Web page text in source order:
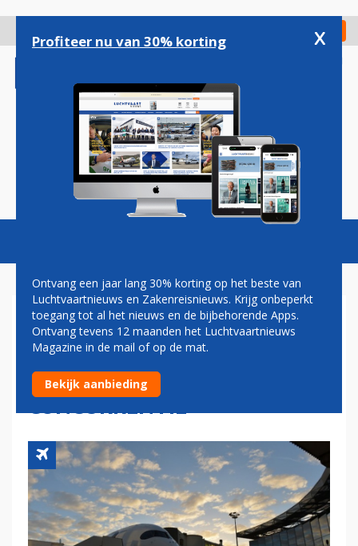
gaan
Check in
Magazine Podcasts Vacatures
PILOTENBOND GAAT
INTERNATIONAAL DEBAT
AAN OVER 'EERLIJKE
CONCURRENTIE'
Profiteer nu van 30% korting x
Ontvang een jaar lang 30% korting op het beste van
Luchtvaartnieuws en Zakenreisnieuws. Krijg onbeperkt
toegang tot al het nieuws en de bijbehorende Apps.
Ontvang tevens 12 maanden het Luchtvaartnieuws
Magazine in de mail of op de mat.
Bekijk aanbieding